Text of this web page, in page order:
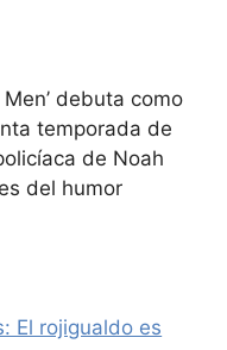
debuta como
temporada de
de Noah
del humor
El rojigualdo es